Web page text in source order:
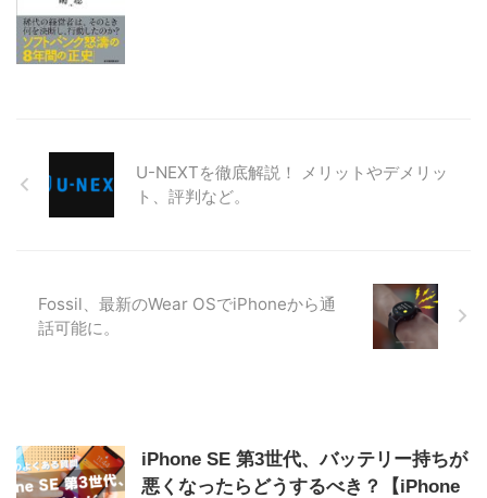
U-NEXTを徹底解説！ メリットやデメリッ
ト、評判など。
Fossil、最新のWear OSでiPhoneから通
話可能に。
iPhone SE 第3世代、バッテリー持ちが
悪くなったらどうするべき？【iPhone